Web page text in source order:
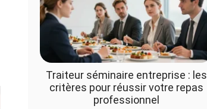
Traiteur séminaire entreprise : les
critères pour réussir votre repas
professionnel